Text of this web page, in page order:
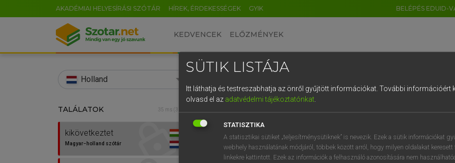
AKADÉMIAI HELYESÍRÁSI SZÓTÁR HÍREK, ÉRDEKESSÉGEK GYIK BELÉPÉS EDUID-
KEDVENCEK ELŐZMÉNYEK
Holland
TALÁLATOK 35 ms (3 db)
kikövetkeztet
Magyar−holland szótár
Magyar−holland szótár
SÜTIK LISTÁJA
Itt láthatja és testreszabhatja az önről gyűjtött információkat. További információért
olvasd el az adatvédelmi tájékoztatónkat.
STATISZTIKA
A statisztikai sütiket „teljesítménysütiknek” is nevezik. Ezek a sütik információkat
webhely használatának módjáról, többek között arról, hogy milyen oldalakat keresett
linkekre kattintott. Ezek az információk a felhasználó azonosítására nem
EN HU DE CN FR ES IT NL
0 1 2 3 4 5 6 7 8 9
q w e r t z u i
a s d f g h j k l é